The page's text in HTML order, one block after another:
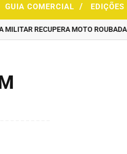
GUIA COMERCIAL / EDIÇÕES
RECUPERA MOTO ROUBADA